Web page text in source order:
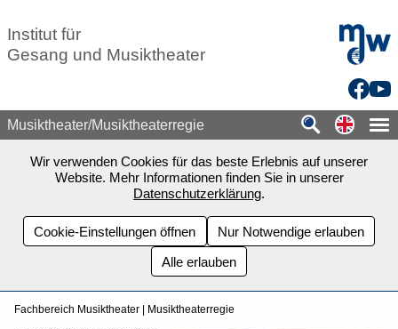
Institut für
Gesang und Musiktheater
mdw -
Musiktheater/Musiktheaterregie
Wir verwenden Cookies für das beste Erlebnis auf unserer
Website. Mehr Informationen finden Sie in unserer
Datenschutzerklärung.
Cookie-Einstellungen öffnen
Nur Notwendige erlauben
Alle erlauben
Fachbereich Musiktheater | Musiktheaterregie